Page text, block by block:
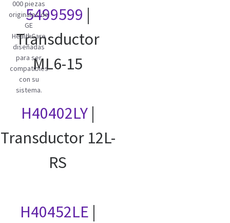
000 piezas
originales de
GE
HealthCare
diseñadas
para ser
compatibles
con su
sistema.
5499599 |
Transductor
ML6-15
H40402LY|
Transductor 12L-
RS
H40452LE |